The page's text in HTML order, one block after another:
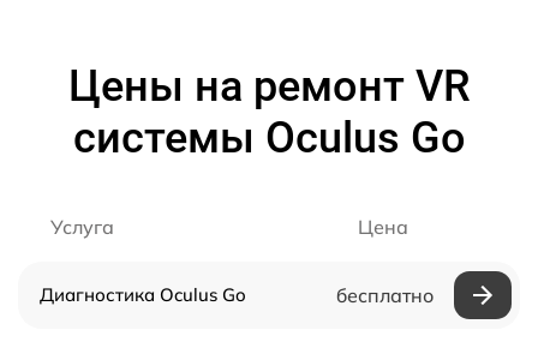
Цены на ремонт VR
системы Oculus Go
Услуга Цена
Диагностика Oculus Go бесплатно